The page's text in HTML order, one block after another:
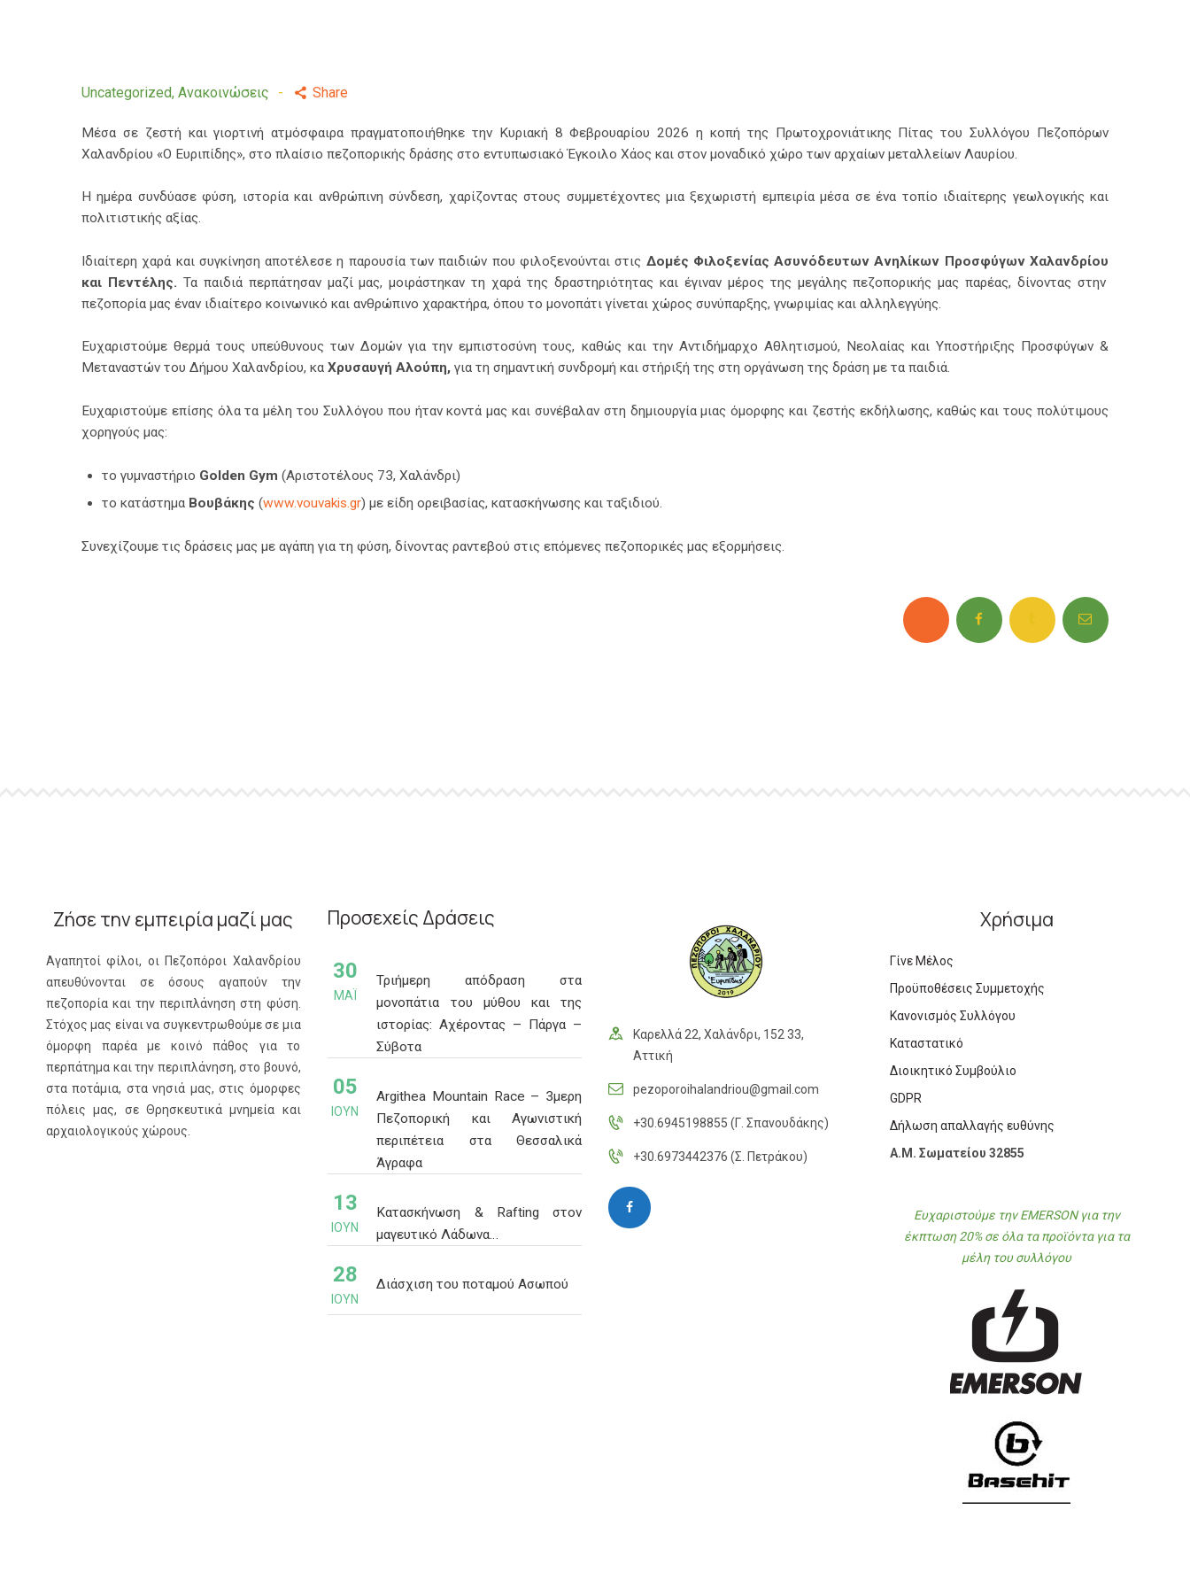
ΓΊΝΕ ΜΈΛΟΣ
Uncategorized, Ανακοινώσεις Share
Μέσα σε ζεστή και γιορτινή ατμόσφαιρα πραγματοποιήθηκε την Κυριακή 8 Φεβρουαρίου 2026 η κοπή της Πρωτοχρονιάτικης Πίτας του Συλλόγου Πεζοπόρων
Χαλανδρίου «Ο Ευριπίδης», στο πλαίσιο πεζοπορικής δράσης στο εντυπωσιακό Έγκοιλο Χάος και στον μοναδικό χώρο των αρχαίων μεταλλείων Λαυρίου.
Η ημέρα συνδύασε φύση, ιστορία και ανθρώπινη σύνδεση, χαρίζοντας στους συμμετέχοντες μια ξεχωριστή εμπειρία μέσα σε ένα τοπίο ιδιαίτερης γεωλογικής και
πολιτιστικής αξίας.
Ιδιαίτερη χαρά και συγκίνηση αποτέλεσε η παρουσία των παιδιών που φιλοξενούνται στις Δομές Φιλοξενίας Ασυνόδευτων Ανηλίκων Προσφύγων Χαλανδρίου
και Πεντέλης. Τα παιδιά περπάτησαν μαζί μας, μοιράστηκαν τη χαρά της δραστηριότητας και έγιναν μέρος της μεγάλης πεζοπορικής μας παρέας, δίνοντας στην
πεζοπορία μας έναν ιδιαίτερο κοινωνικό και ανθρώπινο χαρακτήρα, όπου το μονοπάτι γίνεται χώρος συνύπαρξης, γνωριμίας και αλληλεγγύης.
Ευχαριστούμε θερμά τους υπεύθυνους των Δομών για την εμπιστοσύνη τους, καθώς και την Αντιδήμαρχο Αθλητισμού, Νεολαίας και Υποστήριξης Προσφύγων &
Μεταναστών του Δήμου Χαλανδρίου, κα Χρυσαυγή Αλούπη, για τη σημαντική συνδρομή και στήριξή της στη οργάνωση της δράση με τα παιδιά.
Ευχαριστούμε επίσης όλα τα μέλη του Συλλόγου που ήταν κοντά μας και συνέβαλαν στη δημιουργία μιας όμορφης και ζεστής εκδήλωσης, καθώς και τους πολύτιμους
χορηγούς μας:
το γυμναστήριο Golden Gym (Αριστοτέλους 73, Χαλάνδρι)
το κατάστημα Βουβάκης (www.vouvakis.gr) με είδη ορειβασίας, κατασκήνωσης και ταξιδιού.
Συνεχίζουμε τις δράσεις μας με αγάπη για τη φύση, δίνοντας ραντεβού στις επόμενες πεζοπορικές μας εξορμήσεις.
Ζήσε την εμπειρία μαζί μας
Αγαπητοί φίλοι, οι Πεζοπόροι Χαλανδρίου
απευθύνονται σε όσους αγαπούν την
πεζοπορία και την περιπλάνηση στη φύση.
Στόχος μας είναι να συγκεντρωθούμε σε μια
όμορφη παρέα με κοινό πάθος για το
περπάτημα και την περιπλάνηση, στο βουνό,
στα ποτάμια, στα νησιά μας, στις όμορφες
πόλεις μας, σε Θρησκευτικά μνημεία και
αρχαιολογικούς χώρους.
Προσεχείς Δράσεις
30
ΜΆΙ
Τριήμερη απόδραση στα
μονοπάτια του μύθου και της
ιστορίας: Αχέροντας – Πάργα –
Σύβοτα
05
ΙΟΎΝ
Argithea Mountain Race – 3μερη
Πεζοπορική και Αγωνιστική
περιπέτεια στα Θεσσαλικά
Άγραφα
13
ΙΟΎΝ
Κατασκήνωση & Rafting στον
μαγευτικό Λάδωνα…
28
ΙΟΎΝ
Διάσχιση του ποταμού Ασωπού
Καρελλά 22, Χαλάνδρι, 152 33,
Αττική
pezoporoihalandriou@gmail.com
+30.6945198855 (Γ. Σπανουδάκης)
+30.6973442376 (Σ. Πετράκου)
Χρήσιμα
Γίνε Μέλος
Προϋποθέσεις Συμμετοχής
Κανονισμός Συλλόγου
Καταστατικό
Διοικητικό Συμβούλιο
GDPR
Δήλωση απαλλαγής ευθύνης
Α.Μ. Σωματείου 32855
Ευχαριστούμε την EMERSON για την
έκπτωση 20% σε όλα τα προϊόντα για τα
μέλη του συλλόγου